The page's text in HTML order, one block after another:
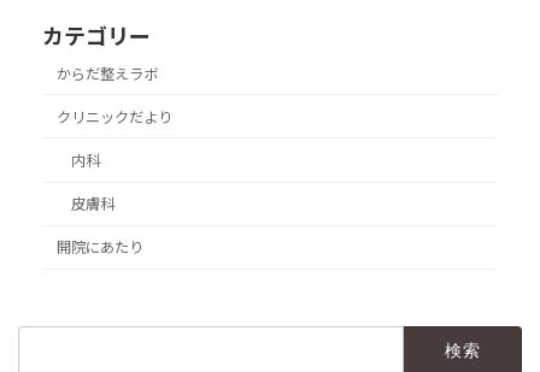
カテゴリー
からだ整えラボ
クリニックだより
内科
皮膚科
開院にあたり